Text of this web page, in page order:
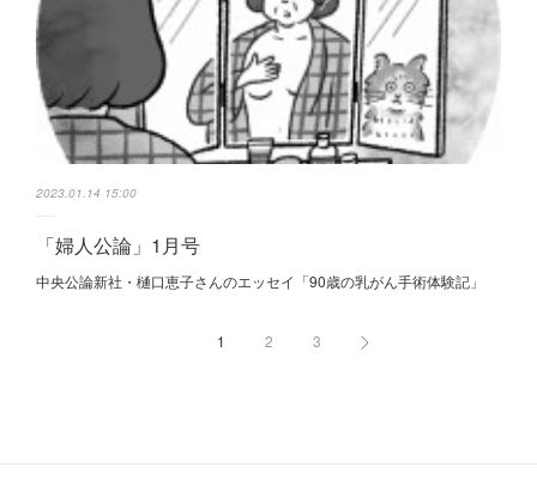
2023.01.14 15:00
「婦人公論」1月号
中央公論新社・樋口恵子さんのエッセイ「90歳の乳がん手術体験記」
1 2 3